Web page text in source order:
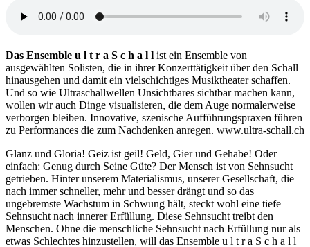
Das Ensemble u l t r a S c h a l l ist ein Ensemble von
ausgewählten Solisten, die in ihrer Konzerttätigkeit über den Schall
hinausgehen und damit ein vielschichtiges Musiktheater schaffen.
Und so wie Ultraschallwellen Unsichtbares sichtbar machen kann,
wollen wir auch Dinge visualisieren, die dem Auge normalerweise
verborgen bleiben. Innovative, szenische Aufführungspraxen führen
zu Performances die zum Nachdenken anregen. www.ultra-schall.ch
Glanz und Gloria! Geiz ist geil! Geld, Gier und Gehabe! Oder
einfach: Genug durch Seine Güte? Der Mensch ist von Sehnsucht
getrieben. Hinter unserem Materialismus, unserer Gesellschaft, die
nach immer schneller, mehr und besser drängt und so das
ungebremste Wachstum in Schwung hält, steckt wohl eine tiefe
Sehnsucht nach innerer Erfüllung. Diese Sehnsucht treibt den
Menschen. Ohne die menschliche Sehnsucht nach Erfüllung nur als
etwas Schlechtes hinzustellen, will das Ensemble u l t r a S c h a l l